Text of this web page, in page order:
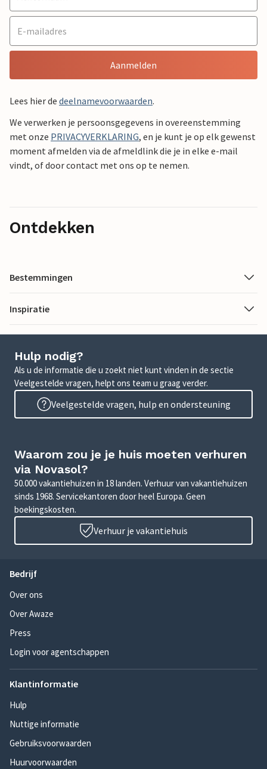
Aanmelden
Lees hier de deelnamevoorwaarden.
We verwerken je persoonsgegevens in overeenstemming
met onze PRIVACYVERKLARING, en je kunt je op elk gewenst
moment afmelden via de afmeldlink die je in elke e-mail
vindt, of door contact met ons op te nemen.
Ontdekken
Bestemmingen
Inspiratie
Hulp nodig?
Als u de informatie die u zoekt niet kunt vinden in de sectie
Veelgestelde vragen, helpt ons team u graag verder.
Veelgestelde vragen, hulp en ondersteuning
Waarom zou je je huis moeten verhuren
via Novasol?
50.000 vakantiehuizen in 18 landen. Verhuur van vakantiehuizen
sinds 1968. Servicekantoren door heel Europa. Geen
boekingskosten.
Verhuur je vakantiehuis
Bedrijf
Over ons
Over Awaze
Press
Login voor agentschappen
Klantinformatie
Hulp
Nuttige informatie
Gebruiksvoorwaarden
Huurvoorwaarden